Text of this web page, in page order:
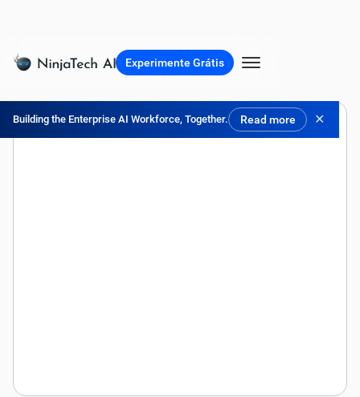
Building the Enterprise AI Workforce, Together. Read more ✕
Experimente Grátis